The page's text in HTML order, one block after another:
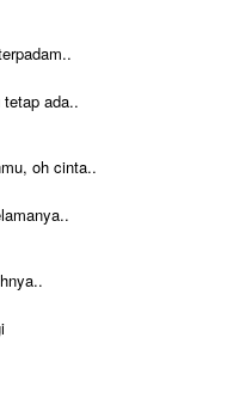
ada..
oh cinta..